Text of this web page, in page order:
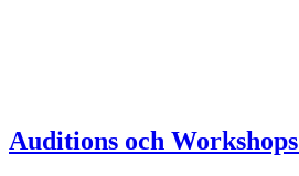
Auditions och